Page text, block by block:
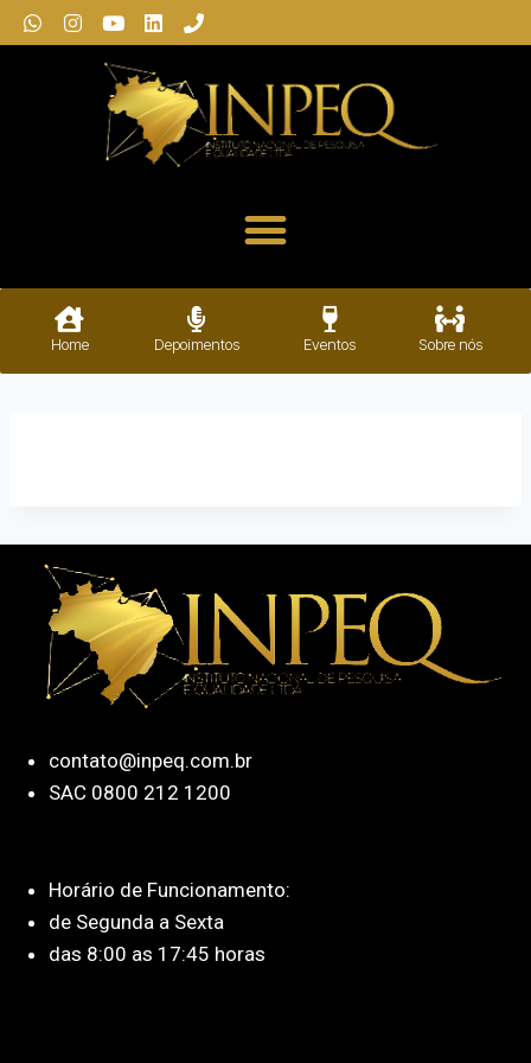
Home Depoimentos Eventos Sobre nós
contato@inpeq.com.br
SAC 0800 212 1200
Horário de Funcionamento:
de Segunda a Sexta
das 8:00 as 17:45 horas